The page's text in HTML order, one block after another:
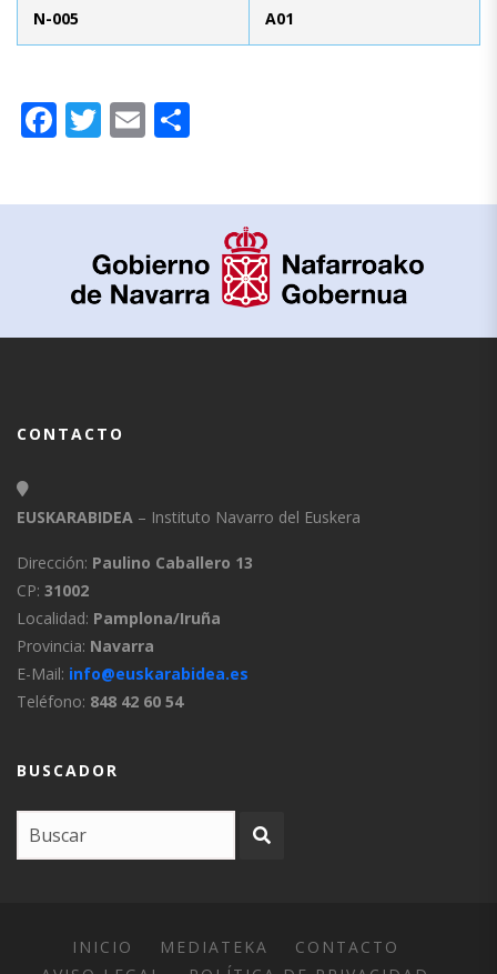
N-005 A01
Facebook
Twitter
Email
CONTACTO
EUSKARABIDEA – Instituto Navarro del Euskera
Dirección: Paulino Caballero 13
CP: 31002
Localidad: Pamplona/Iruña
Provincia: Navarra
E-Mail: info@euskarabidea.es
Teléfono: 848 42 60 54
BUSCADOR
INICIO MEDIATEKA
CONTACTO